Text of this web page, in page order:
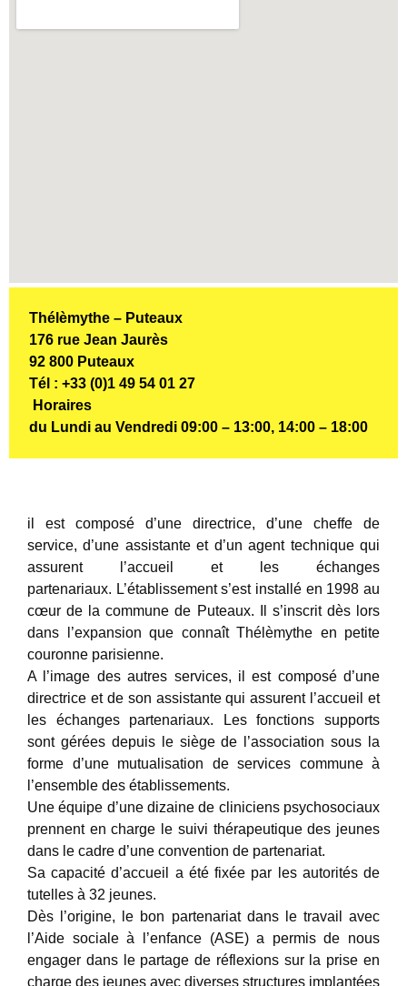
Thélèmythe – Puteaux
176 rue Jean Jaurès
92 800 Puteaux
Tél : +33 (0)1 49 54 01 27
Horaires
du Lundi au Vendredi 09:00 – 13:00, 14:00 – 18:00
il est composé d’une directrice, d’une cheffe de
service, d’une assistante et d’un agent technique qui
assurent l’accueil et les échanges
partenariaux. L’établissement s’est installé en 1998 au
cœur de la commune de Puteaux. Il s’inscrit dès lors
dans l’expansion que connaît Thélèmythe en petite
couronne parisienne.
A l’image des autres services, il est composé d’une
directrice et de son assistante qui assurent l’accueil et
les échanges partenariaux. Les fonctions supports
sont gérées depuis le siège de l’association sous la
forme d’une mutualisation de services commune à
l’ensemble des établissements.
Une équipe d’une dizaine de cliniciens psychosociaux
prennent en charge le suivi thérapeutique des jeunes
dans le cadre d’une convention de partenariat.
Sa capacité d’accueil a été fixée par les autorités de
tutelles à 32 jeunes.
Dès l’origine, le bon partenariat dans le travail avec
l’Aide sociale à l’enfance (ASE) a permis de nous
engager dans le partage de réflexions sur la prise en
charge des jeunes avec diverses structures implantées